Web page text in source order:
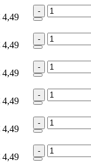
4,49
-
4,49
-
4,49
-
4,49
-
4,49
-
4,49
-